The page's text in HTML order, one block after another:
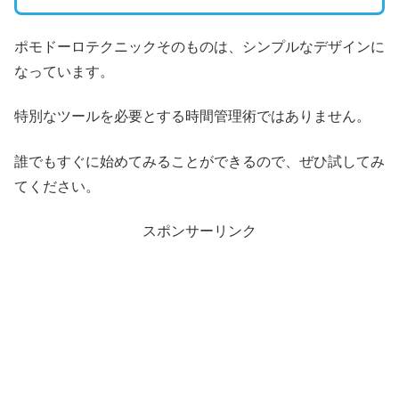
ポモドーロテクニックそのものは、シンプルなデザインに
なっています。
特別なツールを必要とする時間管理術ではありません。
誰でもすぐに始めてみることができるので、ぜひ試してみ
てください。
スポンサーリンク